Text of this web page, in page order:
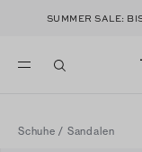
SUMMER SALE:
Schuhe / Sandalen